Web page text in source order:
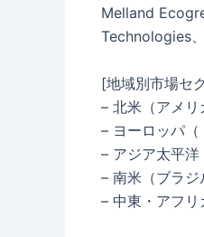
Melland
Technologies
[地域別市場セ
– 北米（アメリ
– ヨーロッパ（
– アジア太平洋
– 南米（ブラジ
– 中東・アフリ